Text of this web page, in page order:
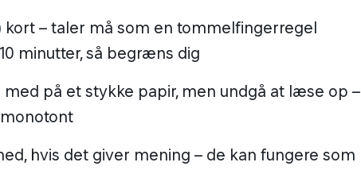
kort – taler må som en tommelfingerregel
minutter, så begræns dig
med på et stykke papir, men undgå at læse op –
hvis det giver mening – de kan fungere som